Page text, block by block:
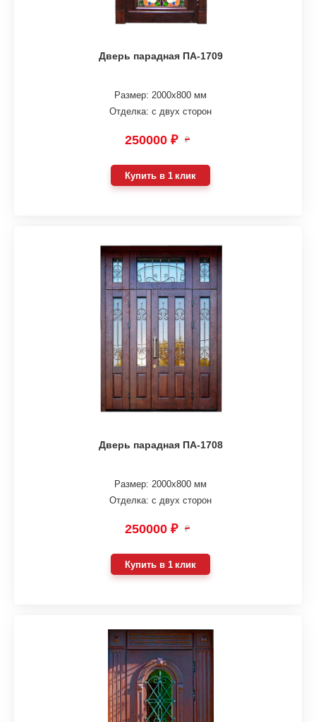
Дверь парадная ПА-1709
Размер: 2000х800 мм
Отделка: с двух сторон
250000 ₽ ₽
Купить в 1 клик
Дверь парадная ПА-1708
Размер: 2000х800 мм
Отделка: с двух сторон
250000 ₽ ₽
Купить в 1 клик